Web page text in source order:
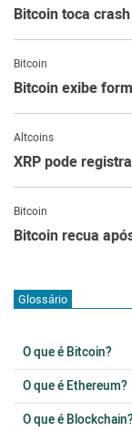
Bitcoin toca
Bitcoin
Bitcoin exibe
Altcoins
XRP pode
Bitcoin
Bitcoin recua
Glossário
O que é Bitcoin?
O que é Ethereum?
O que é Blockchain?